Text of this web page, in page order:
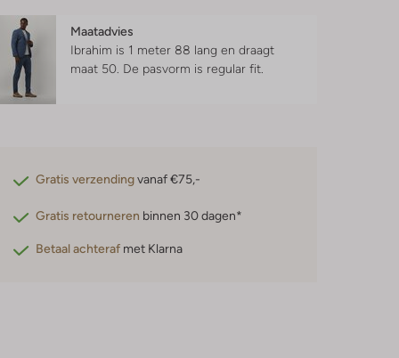
Maatadvies
Ibrahim is 1 meter 88 lang en draagt
maat 50. De pasvorm is regular fit
Gratis verzendingvanaf €75,-
Gratis retourneren binnen 30 dagen*
Betaal achteraf met Klarna